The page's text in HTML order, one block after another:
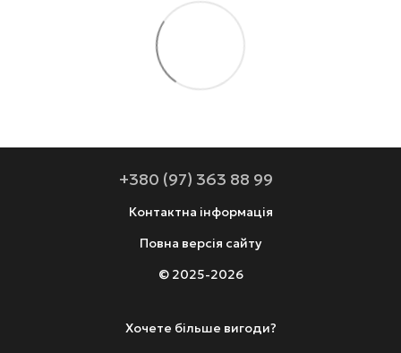
+380 (97) 363 88 99
Контактна інформація
Повна версія сайту
© 2025-2026
Хочете більше вигоди?